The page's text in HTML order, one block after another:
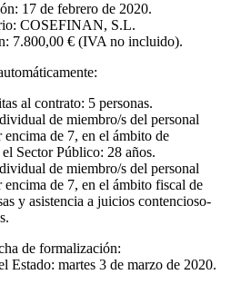
17 de febrero de 2020.
COSEFINAN, S.L.
7.800,00 € (IVA no incluido).
al contrato: 5 personas.
de miembro/s del personal
de 7, en el ámbito de
Sector Público: 28 años.
de miembro/s del personal
de 7, en el ámbito fiscal de
y asistencia a juicios contencioso-
de formalización:
Estado: martes 3 de marzo de 2020.